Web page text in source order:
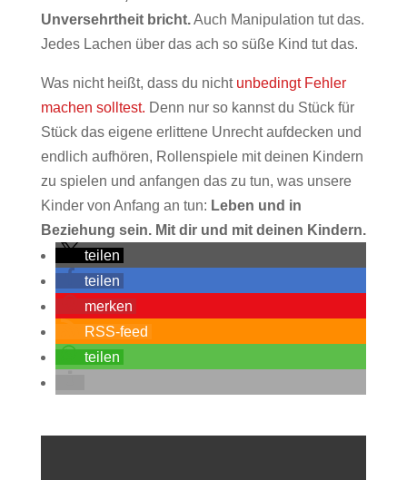
Unversehrtheit bricht.Auch Manipulation tut das.
Jedes Lachen über das ach so süße Kind tut das.
Was nicht heißt, dass du nicht unbedingt Fehler
machen solltest. Denn nur so kannst du Stück für
Stück das eigene erlittene Unrecht aufdecken und
endlich aufhören, Rollenspiele mit deinen Kindern
zu spielen und anfangen das zu tun, was unsere
Kinder von Anfang an tun: Leben und in
Beziehung sein. Mit dir und mit deinen Kindern.
teilen
teilen
merken
RSS-feed
teilen